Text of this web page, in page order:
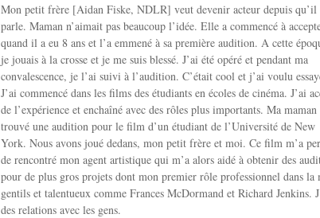
Mon petit frère [Aidan Fiske, NDLR] veut devenir acteur depuis qu’il
parle. Maman n’aimait pas beaucoup l’idée. Elle a commencé à
quand il a eu 8 ans et l’a emmené à sa première audition. A cette
je jouais à la crosse et je me suis blessé. J’ai été opéré et pendant ma
convalescence, je l’ai suivi à l’audition. C’était cool et j’ai voulu
J’ai commencé dans les films des étudiants en écoles de cinéma. J’ai
de l’expérience et enchaîné avec des rôles plus importants. Ma maman
trouvé une audition pour le film d’un étudiant de l’Université de New
York. Nous avons joué dedans, mon petit frère et moi. Ce film m’a
de rencontré mon agent artistique qui m’a alors aidé à obtenir des
pour de plus gros projets dont mon premier rôle professionnel dans la
gentils et talentueux comme Frances McDormand et Richard Jenkins.
des relations avec les gens.